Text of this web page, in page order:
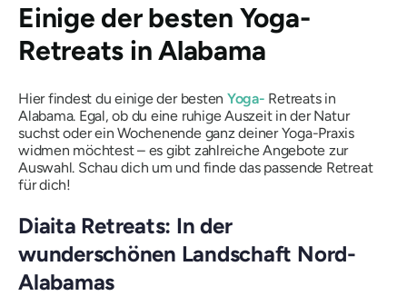
Einige der besten Yoga-
Retreats in Alabama
Hier findest du einige der besten Yoga- Retreats in
Alabama. Egal, ob du eine ruhige Auszeit in der Natur
suchst oder ein Wochenende ganz deiner Yoga-Praxis
widmen möchtest – es gibt zahlreiche Angebote zur
Auswahl. Schau dich um und finde das passende Retreat
für dich!
Diaita Retreats: In der
wunderschönen Landschaft Nord-
Alabamas